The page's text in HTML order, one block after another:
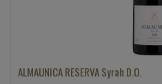
ALMAUNICA RESERVA Syrah D.O.